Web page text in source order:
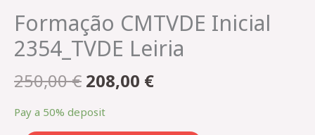
Formação CMTVDE Inicial
2354_TVDE Leiria
250,00€ 208,00 €
Pay a 50% deposit